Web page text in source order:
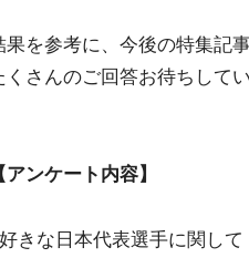
果を参考に、今後の特集記
くさんのご回答お待ちして
【アンケート内容】
きな日本代表選手に関して